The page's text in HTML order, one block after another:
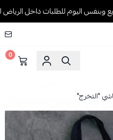
اليوم للطلبات داخل الرياض للطلبات
0
"التخرج"